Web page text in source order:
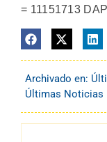
= 11151713
Archivado en:
Últimas Noticias